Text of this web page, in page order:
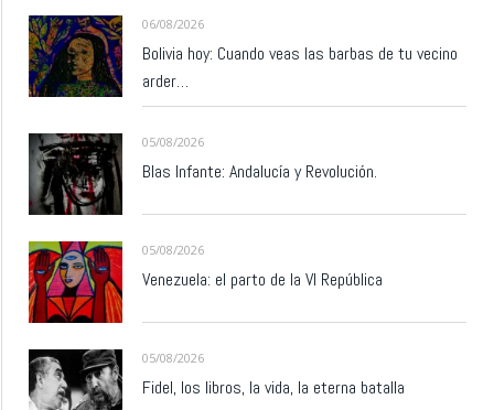
06/08/2026
Bolivia hoy: Cuando veas las barbas de tu vecino
arder…
05/08/2026
Blas Infante: Andalucía y Revolución.
05/08/2026
Venezuela: el parto de la VI República
05/08/2026
Fidel, los libros, la vida, la eterna batalla